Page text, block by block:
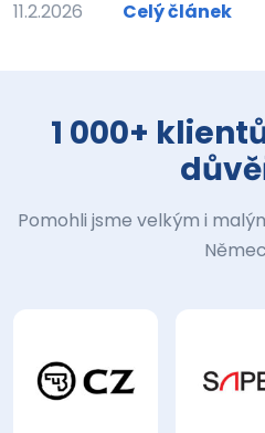
11.2.2026 Celý článek
1 000+
Pomohli jsme velkým i